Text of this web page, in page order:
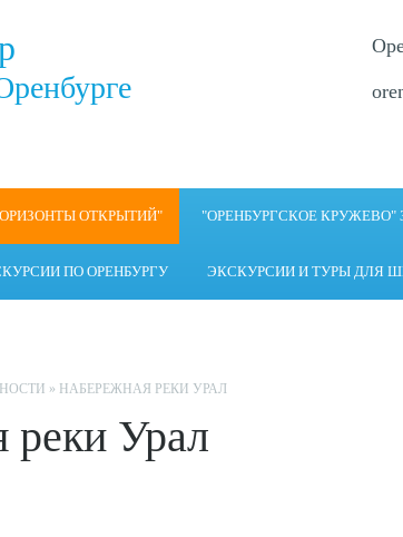
ОТКРЫТИЙ" "ОРЕНБУРГСКОЕ КРУЖЕВО"
ПО ОРЕНБУРГУ ЭКСКУРСИИ И ТУРЫ ДЛЯ
» НАБЕРЕЖНАЯ РЕКИ УРАЛ
реки Урал